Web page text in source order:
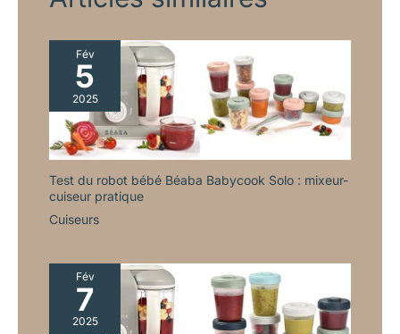
exceptionnelle de 2 ans.
Fév
5
2025
Test du robot bébé Béaba Babycook Solo : mixeur-
cuiseur pratique
Cuiseurs
Fév
7
2025